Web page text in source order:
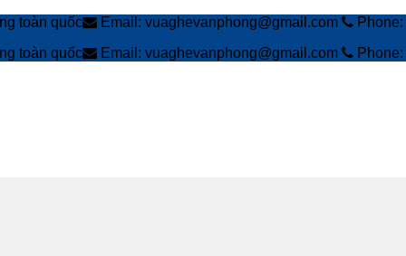
toàn quốc Email: vuaghevanphong@gmail.com
toàn quốc Email: vuaghevanphong@gmail.com